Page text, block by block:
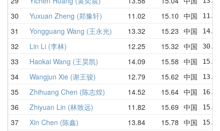
30 Yuxuan Zheng (郑豫轩) 11.02 15.10 中国
31 Yongguang Wang (王永光) 13.32 15.23 中国
32 Lin Li (李林) 12.25 15.32 中国
33 Haokai Wang (王昊凯) 14.09 15.58 中国
34 Wangjun Xie (谢王骏) 12.79 15.62 中国
35 Zhihuang Chen (陈志煌) 14.52 15.64 中国
36 Zhiyuan Lin (林致远) 11.82 15.69 中国
37 Xin Chen (陈鑫) 13.84 15.78 中国